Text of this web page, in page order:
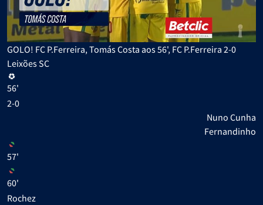
GOLO! FC P.Ferreira, Tomás Costa aos 56', FC P.Ferreira 2-0
Leixões SC
56'
2-0
Nuno Cunha
Fernandinho
57'
60'
Rochez